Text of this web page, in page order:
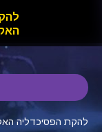
להקת הפסיכדליה